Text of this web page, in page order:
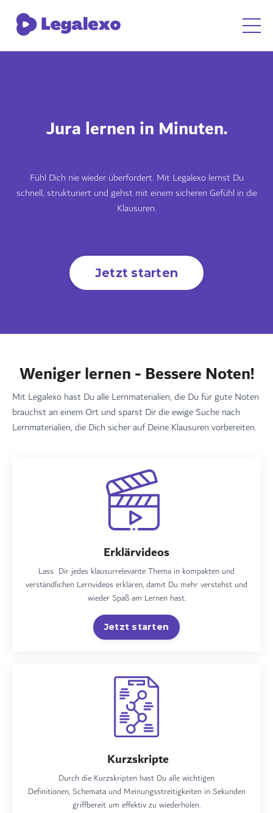
Jura lernen in Minuten.
Fühl Dich nie wieder überfordert. Mit Legalexo lernst Du
schnell, strukturiert und gehst mit einem sicheren Gefühl in die
Klausuren.
Jetzt starten
Weniger lernen - Bessere Noten!
Mit Legalexo hast Du alle Lernmaterialien, die Du für gute Noten
brauchst an einem Ort und sparst Dir die ewige Suche nach
Lernmaterialien, die Dich sicher auf Deine Klausuren vorbereiten.
Erklärvideos
Lass Dir jedes klausurrelevante Thema in kompakten und
verständlichen Lernvideos erklären, damit Du mehr verstehst und
wieder Spaß am Lernen hast.
Jetzt starten
Kurzskripte
Durch die Kurzskripten hast Du alle wichtigen
Definitionen, Schemata und Meinungsstreitigkeiten in Sekunden
griffbereit um effektiv zu wiederholen.